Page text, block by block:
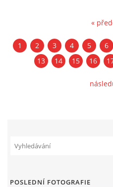
«
1 2 3 4 5 6
13
14 15 16
POSLEDNÍ FOTOGRAFIE